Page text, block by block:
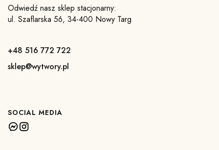
Odwiedź nasz sklep stacjonarny:
ul. Szaflarska 56, 34-400 Nowy Targ
+48 516 772 722
sklep@wytwory.pl
SOCIAL MEDIA